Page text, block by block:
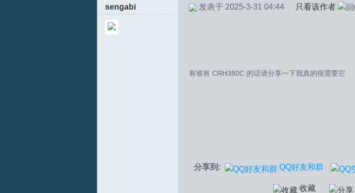
sengabi 发表于 2025-3-31 04:44 只看该作者
有谁有 CRH380C 的话请分享一下我真的很需要它
分享到: QQ好友和群
收藏